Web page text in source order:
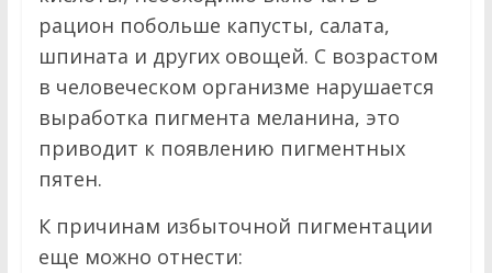
рацион побольше капусты, салата,
шпината и других овощей. С возрастом
в человеческом организме нарушается
выработка пигмента меланина, это
приводит к появлению пигментных
пятен.
К причинам избыточной пигментации
еще можно отнести: